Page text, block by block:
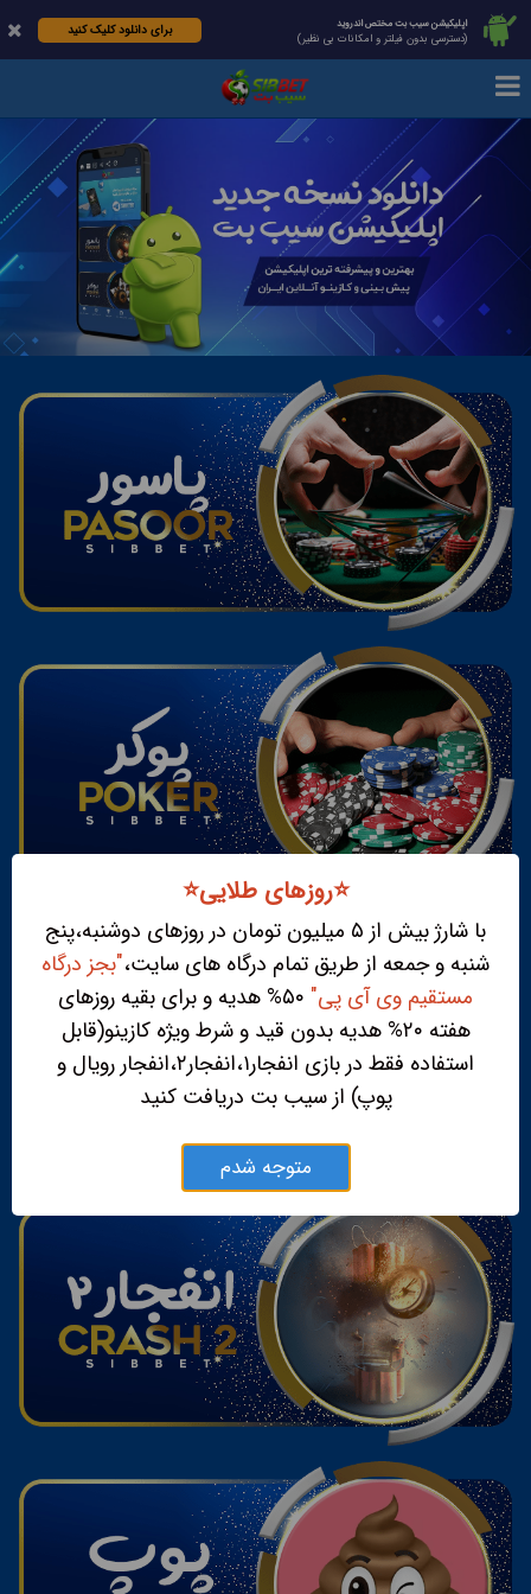
اپلیکیشن سیب بت مختص اندروید
(دسترسی بدون فیلتر و امکانات بی نظیر)
برای دانلود کلیک کنید
⭐️روزهای طلایی⭐️
با شارژ بیش از ۵ میلیون تومان در روزهای دوشنبه،پنج
شنبه و جمعه از طریق تمام درگاه های سایت،"بجز درگاه
مستقیم وی آی پی"
۵۰% هدیه و برای بقیه روزهای
هفته ۲۰% هدیه بدون قید و شرط ویژه کازینو(قابل
استفاده فقط در بازی انفجار۱،انفجار۲،انفجار رویال و
پوپ) از سیب بت دریافت کنید
متوجه شدم